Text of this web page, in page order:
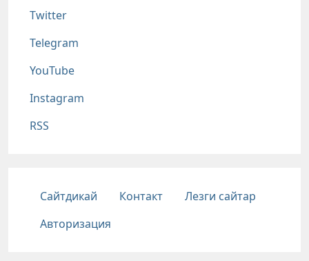
Twitter
Telegram
YouTube
Instagram
RSS
Подвал
Сайтдикай Контакт
Лезги сайтар
Авторизация